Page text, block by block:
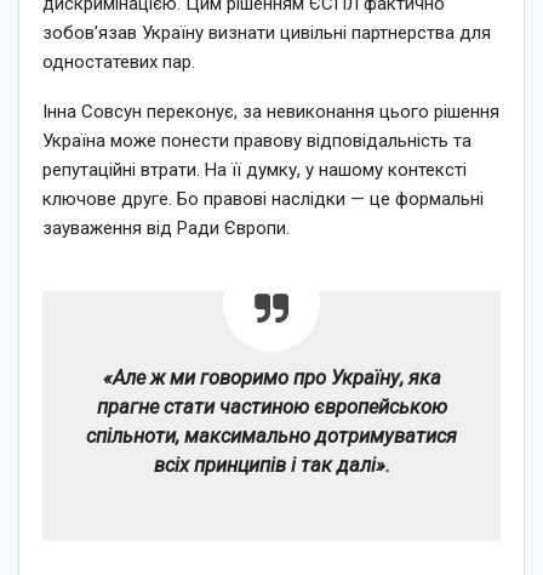
зобов’язав Україну визнати цивільні партнерства для
одностатевих пар.
Інна Совсун переконує, за невиконання цього рішення
Україна може понести правову відповідальність та
репутаційні втрати. На її думку, у нашому контексті
ключове друге. Бо правові наслідки — це формальні
зауваження від Ради Європи.
«Але ж ми говоримо про Україну, яка
прагне стати частиною європейською
спільноти, максимально дотримуватися
всіх принципів і так далі».